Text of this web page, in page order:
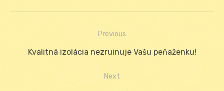
Navigácia
Previous
Previous
Kvalitná izolácia nezruinuje Vašu peňaženku!
Next